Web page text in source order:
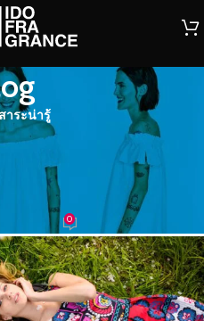
าระน่ารู้
น่ารู้
นอาจไม่รู้….อยาก
ดวัน..ต้องอ่าน !!
13/11/2019 0